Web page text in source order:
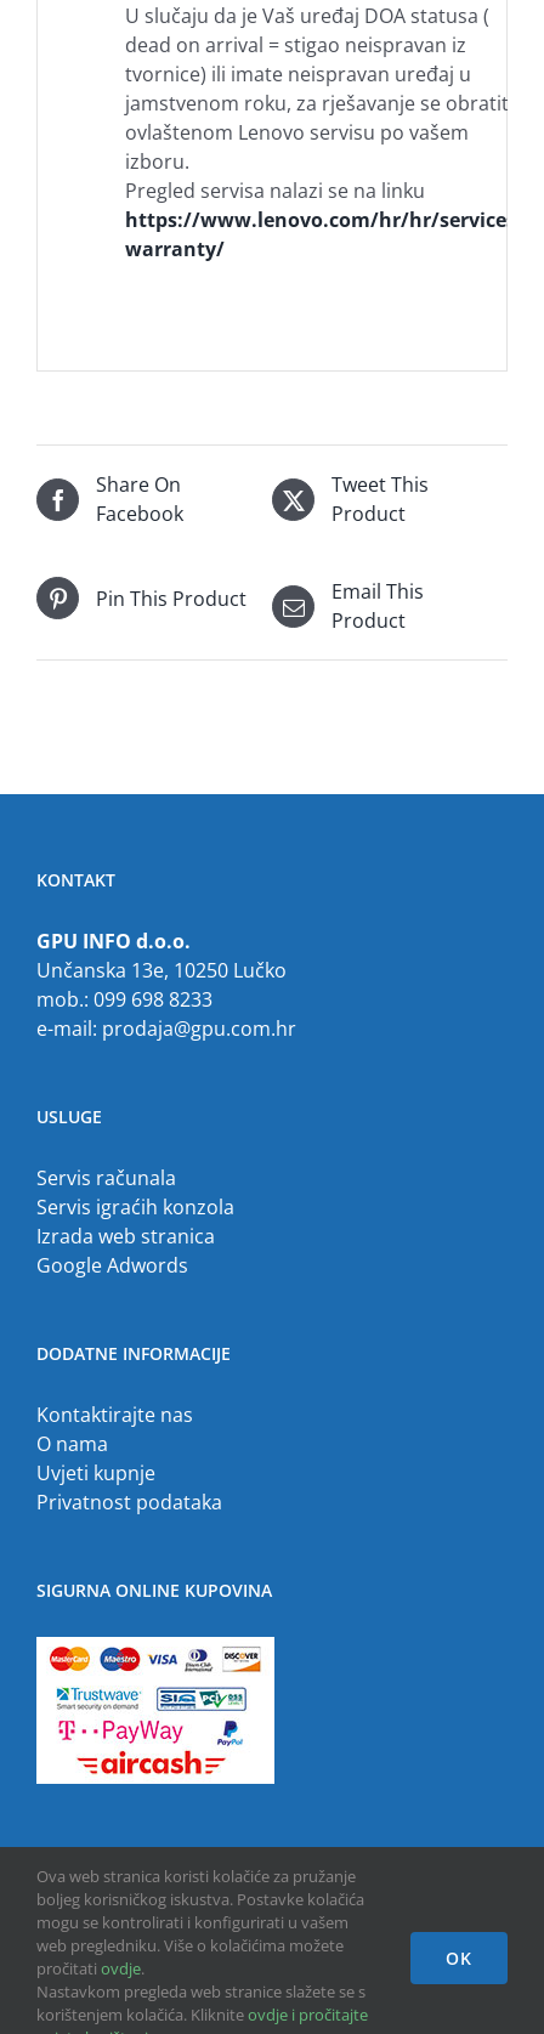
U slučaju da je Vaš uređaj DOA statusa (
dead on arrival = stigao neispravan iz
tvornice) ili imate neispravan uređaj u
jamstvenom roku, za rješavanje se obratite
ovlaštenom Lenovo servisu po vašem
izboru.
Pregled servisa nalazi se na linku
https://www.lenovo.com/hr/hr/services-
warranty/
Share On
Facebook
Tweet This
Product
Pin This Product
Email This
Product
KONTAKT
GPU INFO d.o.o.
Unčanska 13e, 10250 Lučko
mob.: 099 698 8233
e-mail: prodaja@gpu.com.hr
USLUGE
Servis računala
Servis igraćih konzola
Izrada web stranica
Google Adwords
DODATNE INFORMACIJE
Kontaktirajte nas
O nama
Uvjeti kupnje
Privatnost podataka
SIGURNA ONLINE KUPOVINA
Copyright © 2013 -2026 | GPU INFO d.o.o. | All Rights Reserved
Facebook
Ova web stranica koristi kolačiće za pružanje
boljeg korisničkog iskustva. Postavke kolačića
mogu se kontrolirati i konfigurirati u vašem
web pregledniku. Više o kolačićima možete
pročitati ovdje.
Nastavkom pregleda web stranice slažete se s
korištenjem kolačića. Klikniteovdje i pročitajte
OK